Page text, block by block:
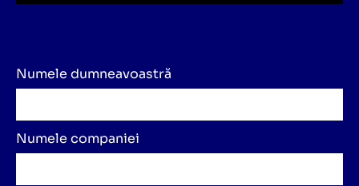
Numele dumneavoastră
Numele companiei